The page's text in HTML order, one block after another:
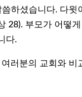
하셨습니다. 다
28). 부모가 어떻
다.
러분의 교회와